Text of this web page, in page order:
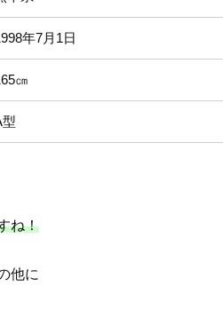
年7月1日
㎝
型
ね！
他に